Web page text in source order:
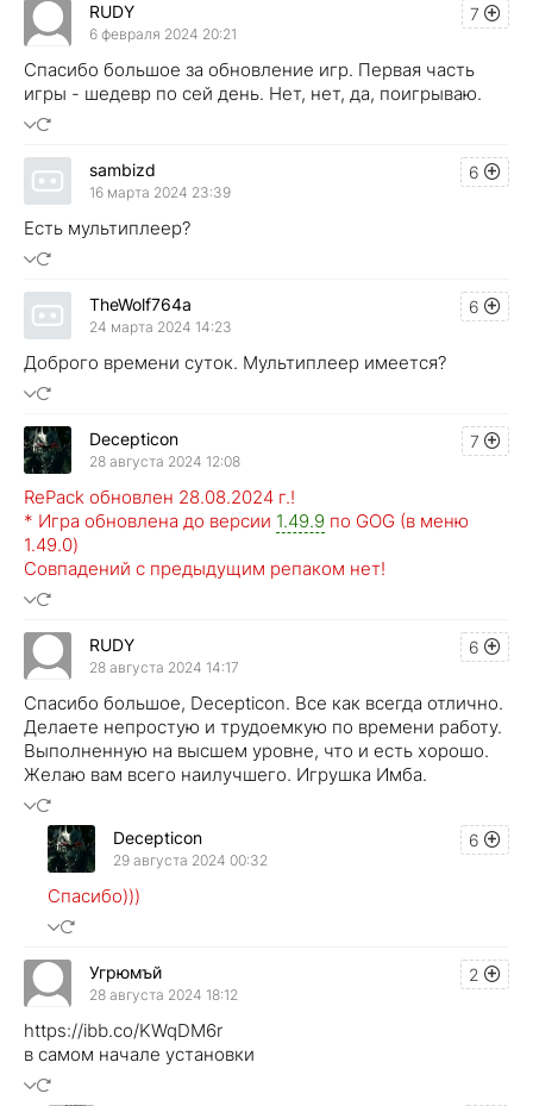
7
RUDY
6 февраля 2024 20:21
Спасибо большое за обновление игр. Первая часть
игры - шедевр по сей день. Нет, нет, да, поигрываю.
6
sambizd
16 марта 2024 23:39
Есть мультиплеер?
6
TheWolf764a
24 марта 2024 14:23
Доброго времени суток. Мультиплеер имеется?
7
Decepticon
28 августа 2024 12:08
RePack обновлен 28.08.2024 г.!
* Игра обновлена до версии 1.49.9 по GOG (в меню
1.49.0)
Совпадений с предыдущим репаком нет!
6
RUDY
28 августа 2024 14:17
Спасибо большое, Decepticon. Все как всегда отлично.
Делаете непростую и трудоемкую по времени работу.
Выполненную на высшем уровне, что и есть хорошо.
Желаю вам всего наилучшего. Игрушка Имба.
6
Decepticon
29 августа 2024 00:32
Спасибо)))
2
Угрюмъй
28 августа 2024 18:12
https://ibb.co/KWqDM6r
в самом начале установки